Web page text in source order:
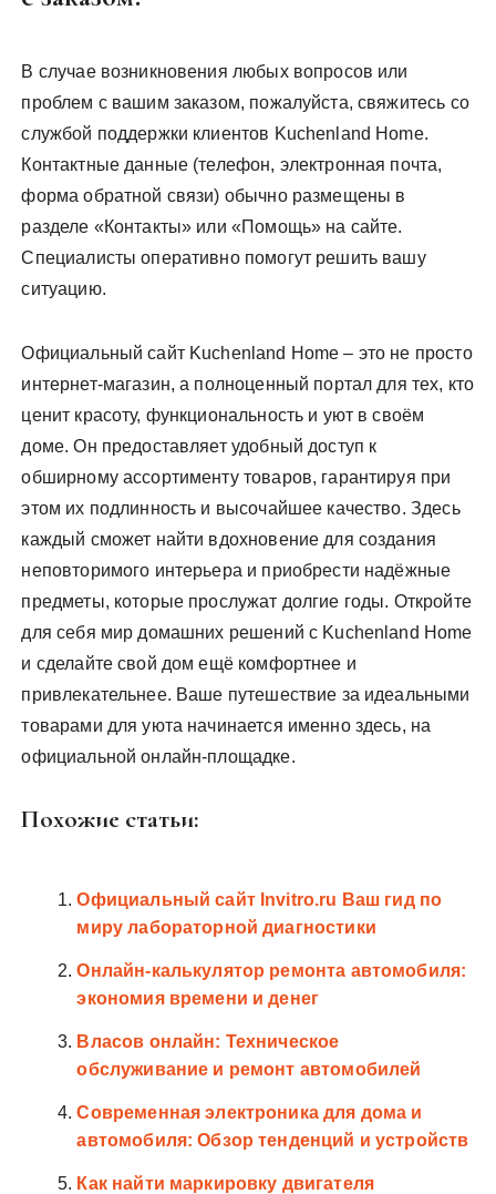
В случае возникновения любых вопросов или
проблем с вашим заказом, пожалуйста, свяжитесь со
службой поддержки клиентов Kuchenland Home.
Контактные данные (телефон, электронная почта,
форма обратной связи) обычно размещены в
разделе «Контакты» или «Помощь» на сайте.
Специалисты оперативно помогут решить вашу
ситуацию.
Официальный сайт Kuchenland Home – это не просто
интернет-магазин, а полноценный портал для тех, кто
ценит красоту, функциональность и уют в своём
доме. Он предоставляет удобный доступ к
обширному ассортименту товаров, гарантируя при
этом их подлинность и высочайшее качество. Здесь
каждый сможет найти вдохновение для создания
неповторимого интерьера и приобрести надёжные
предметы, которые прослужат долгие годы. Откройте
для себя мир домашних решений с Kuchenland Home
и сделайте свой дом ещё комфортнее и
привлекательнее. Ваше путешествие за идеальными
товарами для уюта начинается именно здесь, на
официальной онлайн-площадке.
Похожие статьи:
Официальный сайт Invitro.ru Ваш гид по
миру лабораторной диагностики
Онлайн-калькулятор ремонта автомобиля:
экономия времени и денег
Власов онлайн: Техническое
обслуживание и ремонт автомобилей
Современная электроника для дома и
автомобиля: Обзор тенденций и устройств
Как найти маркировку двигателя